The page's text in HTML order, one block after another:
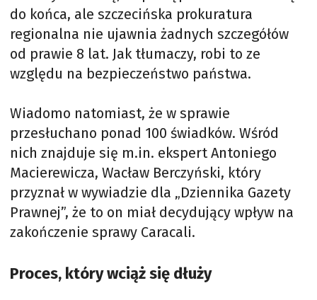
do końca, ale szczecińska prokuratura
regionalna nie ujawnia żadnych szczegółów
od prawie 8 lat. Jak tłumaczy, robi to ze
względu na bezpieczeństwo państwa.
Wiadomo natomiast, że w sprawie
przesłuchano ponad 100 świadków. Wśród
nich znajduje się m.in. ekspert Antoniego
Macierewicza, Wacław Berczyński, który
przyznał w wywiadzie dla „Dziennika Gazety
Prawnej”, że to on miał decydujący wpływ na
zakończenie sprawy Caracali.
Proces, który wciąż się dłuży